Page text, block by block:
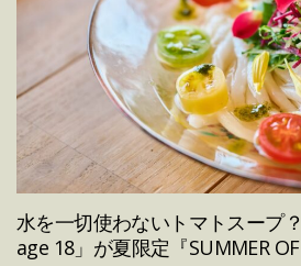
水を一切使わないトマトスープ
age 18」が夏限定『SUMMER